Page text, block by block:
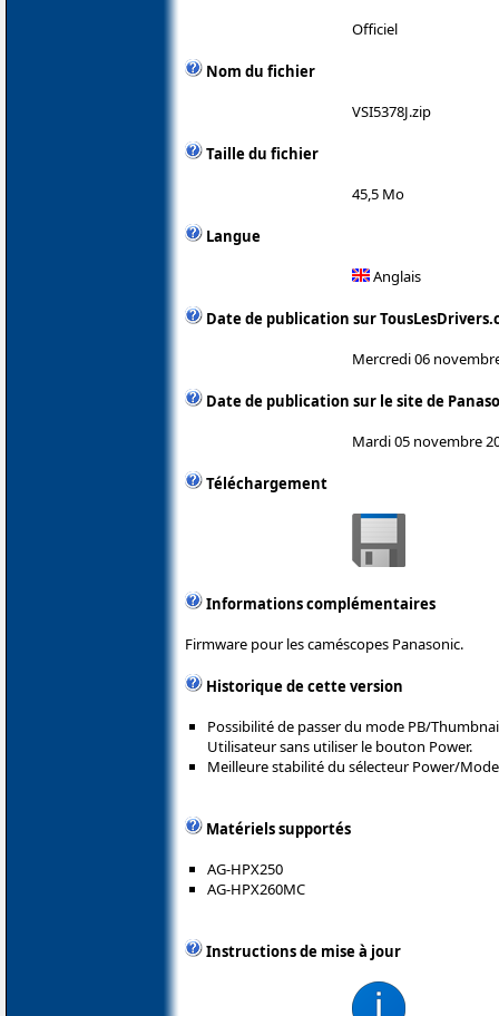
Officiel
Nom du fichier
VSI5378J.zip
Taille du fichier
45,5 Mo
Langue
Anglais
Date de publication sur
Mercredi 06
Date de publication sur le site de
Mardi 05 novembre
Téléchargement
Informations complémentaires
Firmware pour les caméscopes Panasonic.
Historique de cette version
Possibilité de passer du mode PB/
Utilisateur sans utiliser le bouton Power.
Meilleure stabilité du sélecteur Power/
Matériels supportés
AG-HPX250
AG-HPX260MC
Instructions de mise à jour